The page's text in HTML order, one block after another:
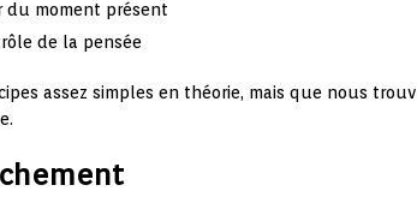
du moment présent
de la pensée
assez simples en théorie, mais que nous